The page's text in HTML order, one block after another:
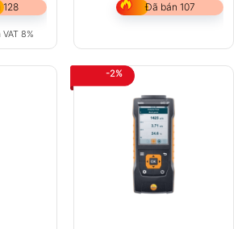
VAT 8%
Đã bán 107
-2%